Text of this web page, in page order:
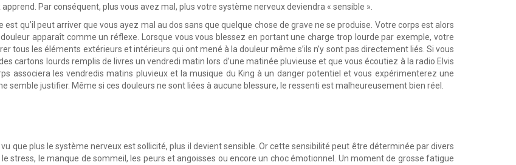
Par conséquent, plus vous avez mal, plus votre système nerveux deviendra « sensible ».
est qu’il peut arriver que vous ayez mal au dos sans que quelque chose de grave ne se produise. Votre corps est alors
apparaît comme un réflexe. Lorsque vous vous blessez en portant une charge trop lourde par exemple, votre
tous les éléments extérieurs et intérieurs qui ont mené à la douleur même s’ils n’y sont pas directement liés. Si vous
cartons lourds remplis de livres un vendredi matin lors d’une matinée pluvieuse et que vous écoutiez à la radio Elvis
associera les vendredis matins pluvieux et la musique du King à un danger potentiel et vous expérimenterez une
semble justifier. Même si ces douleurs ne sont liées à aucune blessure, le ressenti est malheureusement bien réel.
vu que plus le système nerveux est sollicité, plus il devient sensible. Or cette sensibilité peut être déterminée par divers
stress, le manque de sommeil, les peurs et angoisses ou encore un choc émotionnel. Un moment de grosse fatigue